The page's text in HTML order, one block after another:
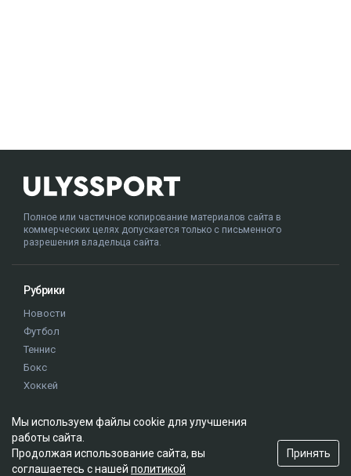
Полное или частичное копирование материалов сайта в
коммерческих целях допускается только с письменного
разрешения владельца сайта.
Рубрики
Новости
Футбол
Теннис
Бокс
Хоккей
Истории
Олимпиада
Мы используем файлы cookie для улучшения
работы сайта.
Продолжая использование сайта, вы
соглашаетесь с нашей политикой
Принять